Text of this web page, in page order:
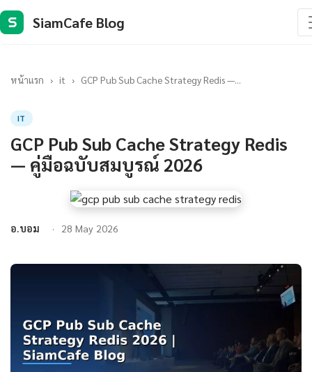
S SiamCafe Blog
หน้าแรก › it › GCP Pub Sub Cache Strategy Redis —...
IT
GCP Pub Sub Cache Strategy Redis
— คู่มือฉบับสมบูรณ์ 2026
อ.บอม 28 May 2026